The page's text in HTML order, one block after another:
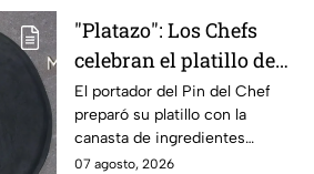
"Platazo": Los Chefs
celebran el platillo de
Lancer en la gala de
salvación de
MasterChef 24/7
El portador del Pin del Chef
preparó su platillo con la
canasta de ingredientes
exóticos que contenía erizo de
07 agosto, 2026